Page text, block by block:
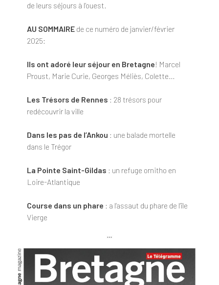
de leurs séjours à l’ouest.
AU SOMMAIRE de ce numéro de janvier/février
2025:
Ils ont adoré leur séjour en Bretagne! Marcel
Proust, Marie Curie, Georges Méliès, Colette…
Les Trésors de Rennes : 28 trésors pour
redécouvrir la ville
Dans les pas de l’Ankou : une balade mortelle
dans le Trégor
La Pointe Saint-Gildas : un refuge ornitho en
Loire-Atlantique
Course dans un phare : a l’assaut du phare de l’île
Vierge